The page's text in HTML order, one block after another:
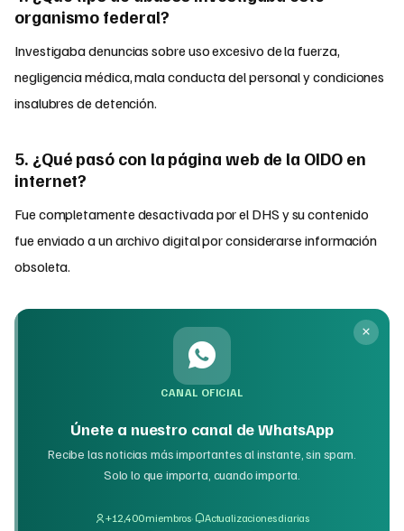
organismo federal?
Investigaba denuncias sobre uso excesivo de la fuerza,
negligencia médica, mala conducta del personal y condiciones
insalubres de detención.
5. ¿Qué pasó con la página web de la OIDO en
internet?
Fue completamente desactivada por el DHS y su contenido
fue enviado a un archivo digital por considerarse información
obsoleta.
CANAL OFICIAL
Únete a nuestro canal de WhatsApp
Recibe las noticias más importantes al instante, sin spam.
Solo lo que importa, cuando importa.
+12,400 miembros· Actualizaciones diarias